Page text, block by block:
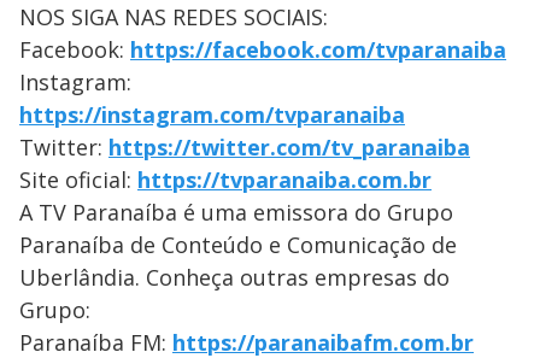
NOS SIGA NAS REDES SOCIAIS:
Facebook: https://facebook.com/tvparanaiba
Instagram:
https://instagram.com/tvparanaiba
Twitter: https://twitter.com/tv_paranaiba
Site oficial: https://tvparanaiba.com.br
A TV Paranaíba é uma emissora do Grupo
Paranaíba de Conteúdo e Comunicação de
Uberlândia. Conheça outras empresas do
Grupo:
Paranaíba FM: https://paranaibafm.com.br